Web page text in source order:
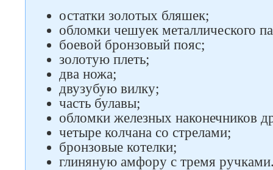
остатки золотых бляшек;
обломки чешуек металлического
боевой бронзовый пояс;
золотую плеть;
два ножа;
двузубую вилку;
часть булавы;
обломки железных наконечников
четыре колчана со стрелами;
бронзовые котелки;
глиняную амфору с тремя